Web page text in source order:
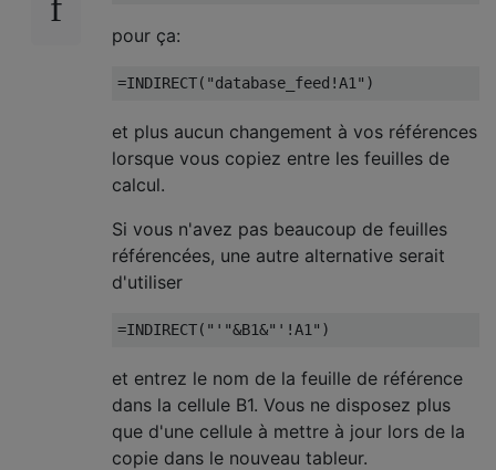
pour ça:
=INDIRECT( "database_feed!A1" )
et plus aucun changement à vos références
lorsque vous copiez entre les feuilles de
calcul.
Si vous n'avez pas beaucoup de feuilles
référencées, une autre alternative serait
d'utiliser
=INDIRECT( "'"&B1&"'!A1" )
et entrez le nom de la feuille de référence
dans la cellule B1. Vous ne disposez plus
que d'une cellule à mettre à jour lors de la
copie dans le nouveau tableur.